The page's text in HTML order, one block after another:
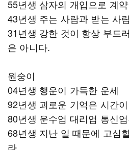
55년생 삼자의 개입으로 계
43년생 주는 사람과 받는 사
31년생 강한 것이 항상 부드
은 아니다.
원숭이
04년생 행운이 가득한 운세
92년생 괴로운 기억은 시간
80년생 운수업 대리업 통신
68년생 지난 일 때문에 고심
라.